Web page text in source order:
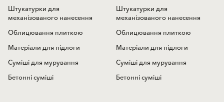
Штукатурки для
механізованого нанесення
Облицювання плиткою
Матеріали для підлоги
Суміші для мурування
Бетонні суміші
Штукатурки для
механізованого нанесення
Облицювання плиткою
Матеріали для підлоги
Суміші для мурування
Бетонні суміші